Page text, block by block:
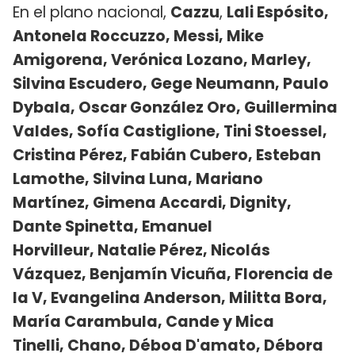
En el plano nacional, Cazzu, Lali Espósito,
Antonela Roccuzzo, Messi, Mike
Amigorena, Verónica Lozano, Marley,
Silvina Escudero, Gege Neumann, Paulo
Dybala, Oscar González Oro, Guillermina
Valdes, Sofía Castiglione, Tini Stoessel,
Cristina Pérez, Fabián Cubero, Esteban
Lamothe, Silvina Luna, Mariano
Martínez, Gimena Accardi, Dignity,
Dante Spinetta, Emanuel
Horvilleur, Natalie Pérez, Nicolás
Vázquez, Benjamín Vicuña, Florencia de
la V, Evangelina Anderson, Militta Bora,
María Carambula, Cande y Mica
Tinelli, Chano, Déboa D'amato, Débora